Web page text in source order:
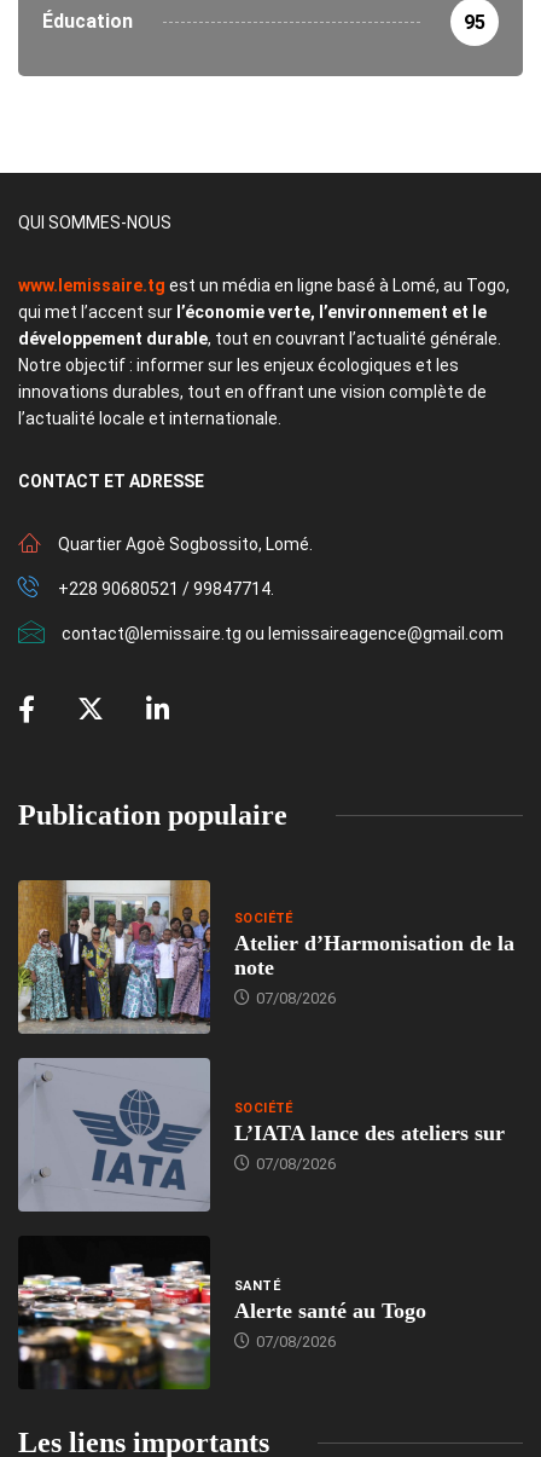
Éducation 95
QUI SOMMES-NOUS
www.lemissaire.tg est un média en ligne basé à Lomé, au Togo,
qui met l’accent sur l’économie verte, l’environnement et le
développement durable, tout en couvrant l’actualité générale.
Notre objectif : informer sur les enjeux écologiques et les
innovations durables, tout en offrant une vision complète de
l’actualité locale et internationale.
CONTACT ET ADRESSE
Quartier Agoè Sogbossito, Lomé.
+228 90680521 / 99847714.
contact@lemissaire.tg ou lemissaireagence@gmail.com
Publication populaire
SOCIÉTÉ
Atelier d’Harmonisation de la
note
07/08/2026
SOCIÉTÉ
L’IATA lance des ateliers sur
07/08/2026
SANTÉ
Alerte santé au Togo
07/08/2026
Les liens importants